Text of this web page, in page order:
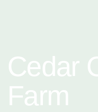
Cedar
Farm